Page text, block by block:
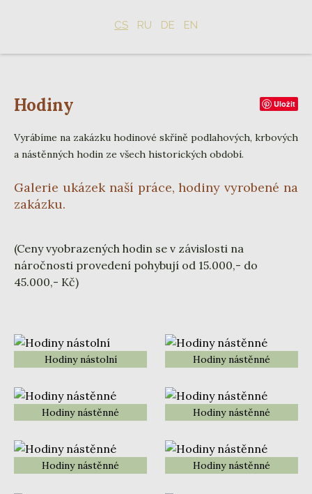
CS RU DE EN
Uložit
Hodiny
Vyrábíme na zakázku hodinové skříně podlahových, krbových
a nástěnných hodin ze všech historických období.
Galerie ukázek naší práce, hodiny vyrobené na
zakázku.
(Ceny vyobrazených hodin se v závislosti na
náročnosti provedení pohybují od 15.000,- do
45.000,- Kč)
Hodiny nástolní Hodiny nástěnné
Hodiny nástěnné Hodiny nástěnné
Hodiny nástěnné Hodiny nástěnné